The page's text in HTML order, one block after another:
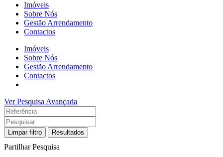
Imóveis
Sobre Nós
Gestão Arrendamento
Contactos
Imóveis
Sobre Nós
Gestão Arrendamento
Contactos
Ver Pesquisa Avançada
Limpar filtro Resultados
Partilhar Pesquisa